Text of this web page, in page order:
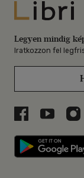
Legyen mindig
Iratkozzon fel
Libri aLibri a